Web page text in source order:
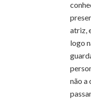
atriz,
logo
não a